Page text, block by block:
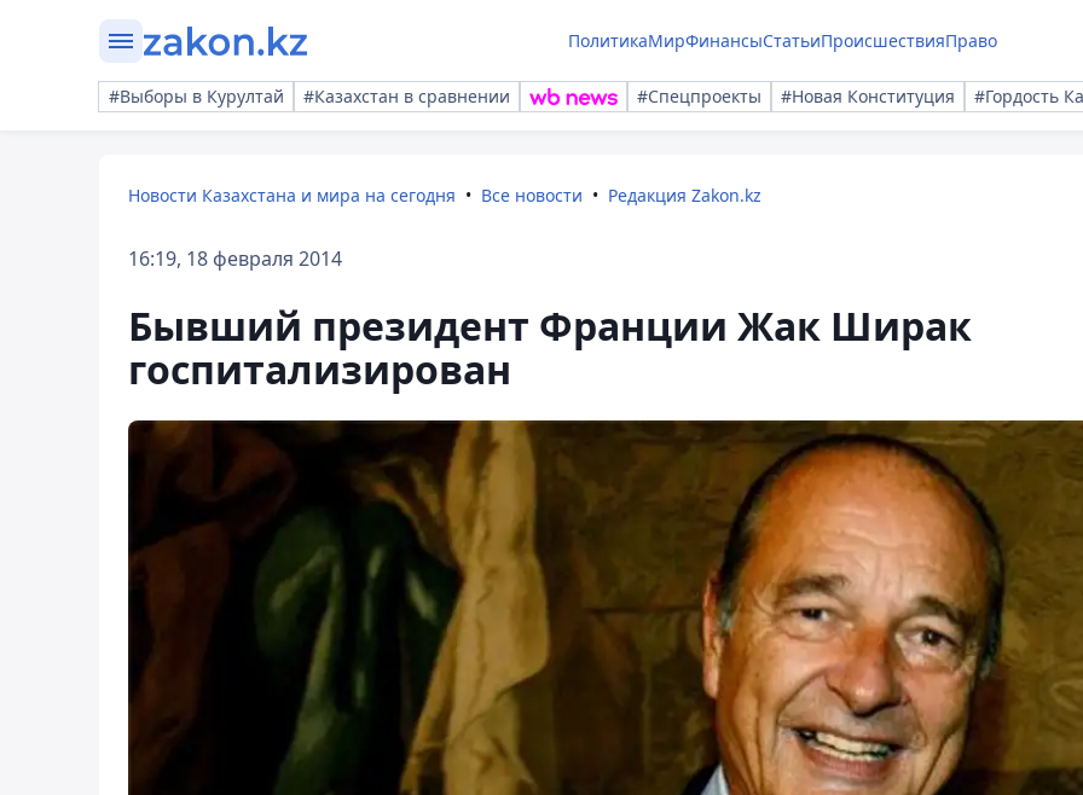
ПолитикаМирФинансыСтатьиПроисшествияПраво
#Выборы в Курултай #Казахстан в сравнении #Спецпроекты #Новая Конституция #Гордость
Новости Казахстана и мира на сегодня Все новости Редакция Zakon.kz
16:19, 18 февраля 2014
Бывший президент Франции Жак Ширак
госпитализирован